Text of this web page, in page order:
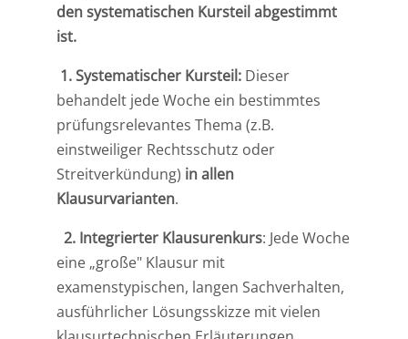
den systematischen Kursteil abgestimmt
ist.
1. Systematischer Kursteil: Dieser
behandelt jede Woche ein bestimmtes
prüfungsrelevantes Thema (z.B.
einstweiliger Rechtsschutz oder
Streitverkündung) in allen
Klausurvarianten.
2. Integrierter Klausurenkurs: Jede Woche
eine „große" Klausur mit
examenstypischen, langen Sachverhalten,
ausführlicher Lösungsskizze mit vielen